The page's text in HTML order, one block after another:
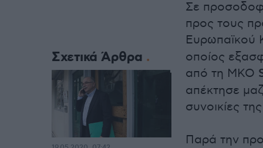
Σε
προς τους
Ευρωπαϊκού
οποίος
από τη ΜΚΟ
απέκτησε
συνοικίες
Παρά την
Σχετικά Άρθρα